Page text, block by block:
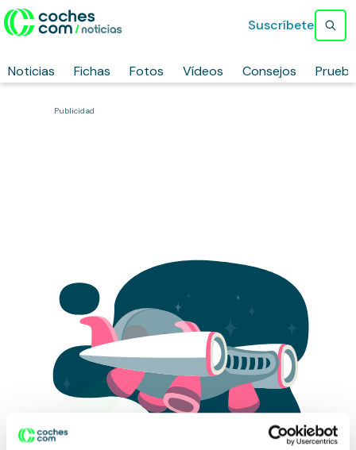
Noticias Fichas Fotos Vídeos Consejos
Suscríbete
Publicidad